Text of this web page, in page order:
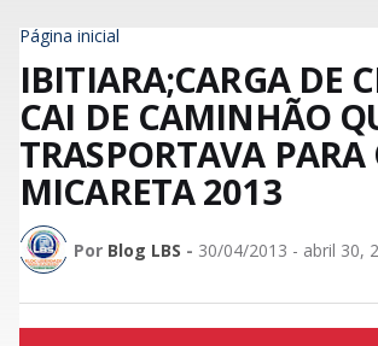
Página inicial
IBITIARA;CARGA DE
CAI DE CAMINHÃO
TRASPORTAVA PARA
MICARETA 2013
Por Blog LBS - 30/04/2013 - abril 30,